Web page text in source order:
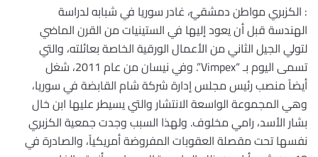
: الكزبري مواطن دمشقيٌ، غادر سوريا في شبابه لدراسة
الهندسة قبل أن يعود إليها في الستينيات من القرن الماضي
لتولي الجيل الثاني من الأعمال الورقية الخاصة بعائلته، والتي
تسمى اليوم بـ“Vimpex”.
وفي نيسان من عام 2011، شغل
أيضاً منصب رئيس مجلس إدارة شركة شام القابضة في سوريا،
وهي المجموعة الواسعة الانتشار والتي يسيطر عليها ابن خال
بشار الأسد، رامي مخلوف. ولهذا السبب وجدت جمعية الكزبري
نفسها تحت مقصلة العقوبات المفروضة أمريكياً، والصادرة في